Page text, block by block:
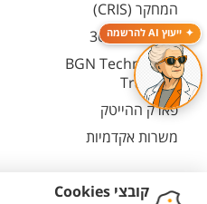
ייעוץ AI להרשמה
המחקר (CRIS)
מרכז יזמות 360
BGN Technology
Transfer
פארק ההייטק
משרות אקדמיות